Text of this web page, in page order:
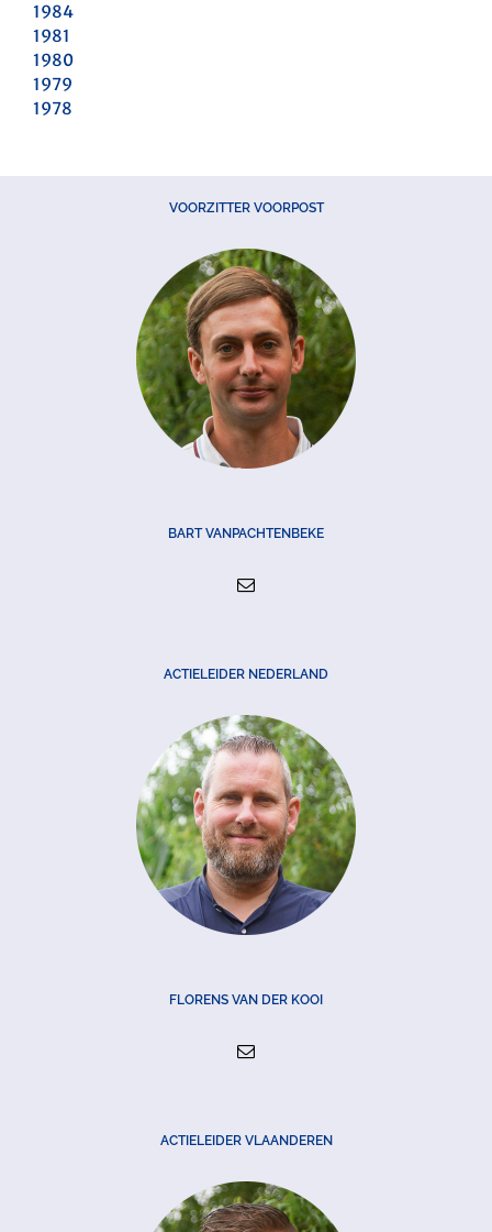
1984
1981
1980
1979
1978
VOORZITTER VOORPOST
BART VANPACHTENBEKE
ACTIELEIDER NEDERLAND
FLORENS VAN DER KOOI
ACTIELEIDER VLAANDEREN